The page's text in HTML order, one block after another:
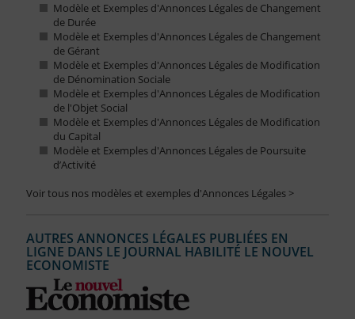
Modèle et Exemples d'Annonces Légales de Changement
de Durée
Modèle et Exemples d'Annonces Légales de Changement
de Gérant
Modèle et Exemples d'Annonces Légales de Modification
de Dénomination Sociale
Modèle et Exemples d'Annonces Légales de Modification
de l'Objet Social
Modèle et Exemples d'Annonces Légales de Modification
du Capital
Modèle et Exemples d'Annonces Légales de Poursuite
d’Activité
Voir tous nos modèles et exemples d'Annonces Légales >
AUTRES ANNONCES LÉGALES PUBLIÉES EN
LIGNE DANS LE JOURNAL HABILITÉ LE NOUVEL
ECONOMISTE